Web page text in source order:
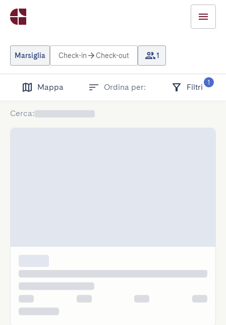
Marsiglia Check-in Check-out 1
Mappa Ordina per: Filtri
1
Cerca: